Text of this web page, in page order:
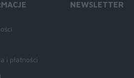
i płatności
NEWSLETTER